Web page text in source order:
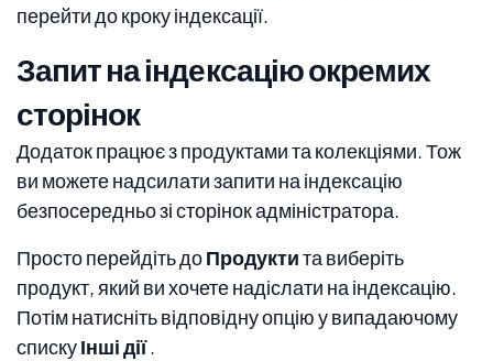
перейти до кроку індексації.
Запит на індексацію окремих
сторінок
Додаток працює з продуктами та колекціями. Тож
ви можете надсилати запити на індексацію
безпосередньо зі сторінок адміністратора.
Просто перейдіть доПродуктита виберіть
продукт, який ви хочете надіслати на індексацію.
Потім натисніть відповідну опцію у випадаючому
спискуІнші дії.